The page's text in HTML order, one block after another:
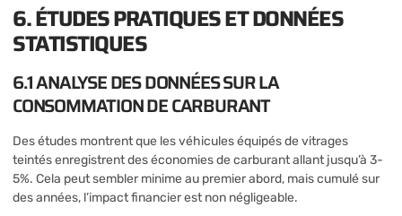
6. ÉTUDES PRATIQUES ET DONNÉES
STATISTIQUES
6.1 ANALYSE DES DONNÉES SUR LA
CONSOMMATION DE CARBURANT
Des études montrent que les véhicules équipés de vitrages
teintés enregistrent des économies de carburant allant jusqu’à 3-
5%. Cela peut sembler minime au premier abord, mais cumulé sur
des années, l’impact financier est non négligeable.